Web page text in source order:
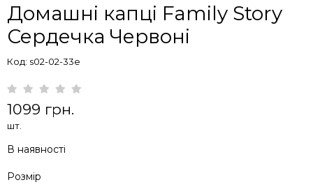
Домашні капці Family Story
Сердечка Червоні
Код: s02-02-33e
1099 грн.
шт.
В наявності
Розмір